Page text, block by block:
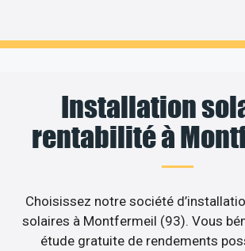
Installation
rentabilité à
Choisissez notre société
solaires à Montfermeil (93). Vous
étude gratuite de rendements